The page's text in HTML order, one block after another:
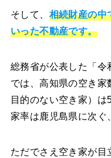
そして、 相続財産の中
いった不動産です。
総務省が公表した「令
では、高知県の空き
目的のない空き家）
家率は鹿児島県に次ぐ
ただでさえ空き家が目